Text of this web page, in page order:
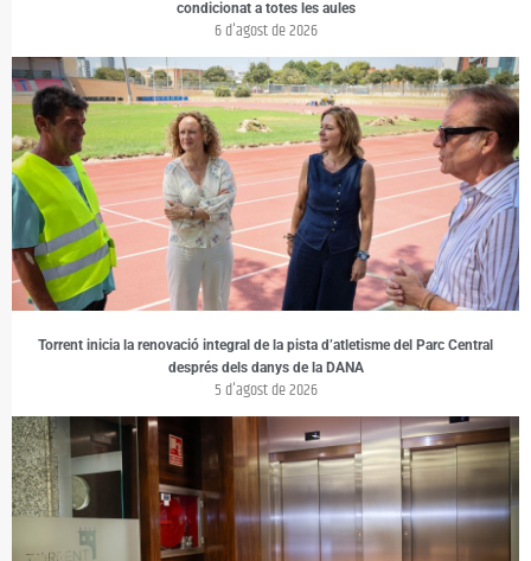
condicionat a totes les aules
6 d'agost de 2026
Torrent inicia la renovació integral de la pista d’atletisme del Parc Central
després dels danys de la DANA
5 d'agost de 2026